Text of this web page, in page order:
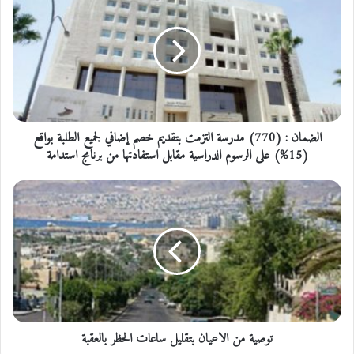
ن
:
(
7
م
د
ر
س
ة
ا
ل
ت
ز
الضمان : (770) مدرسة التزمت بتقديم خصم إضافي لجميع الطلبة بواقع
(15%) على الرسوم الدراسية مقابل استفادتها من برنامج استدامة
ت
و
ص
ي
ة
م
ن
ا
ل
توصية من الاعيان بتقليل ساعات الحظر بالعقبة